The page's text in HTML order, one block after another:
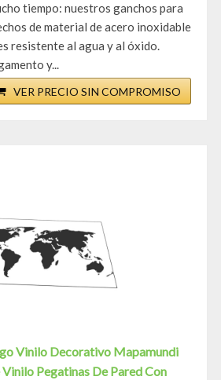
tiempo: nuestros ganchos para
de material de acero inoxidable
resistente al agua y al óxido.
y...
VER PRECIO SIN COMPROMISO
Vinilo Decorativo Mapamundi
Pegatinas De Pared Con